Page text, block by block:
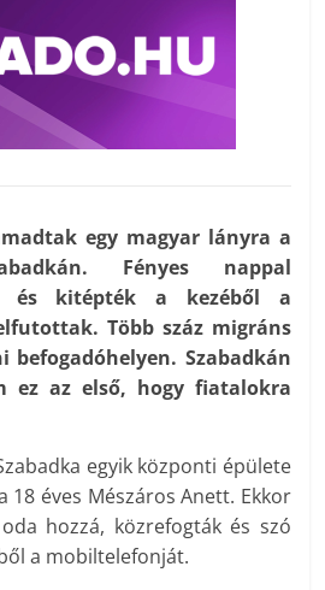
egy magyar lányra a
Fényes nappal
és kitépték a kezéből a
Több száz migráns
Szabadkán
ez az első, hogy fiatalokra
egyik központi épülete
éves Mészáros Anett. Ekkor
hozzá, közrefogták és szó
a mobiltelefonját.